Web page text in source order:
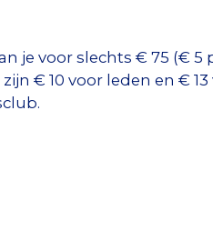
je voor slechts € 75 (€
€ 10 voor leden en €